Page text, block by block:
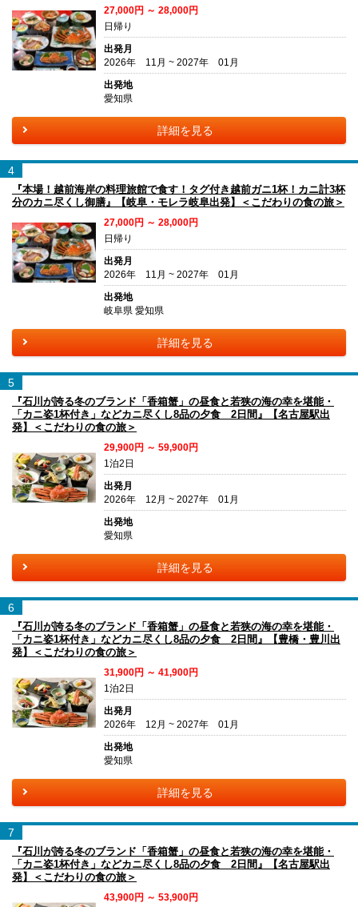
27,000円 ～ 28,000円
日帰り
出発月
2026年 11月 ~ 2027年 01月
出発地
愛知県
詳細を見る
4
『本場！越前海岸の料理旅館で食す！タグ付き越前ガニ1杯！カニ計3杯
分のカニ尽くし御膳』【岐阜・モレラ岐阜出発】＜こだわりの食の旅＞
27,000円 ～ 28,000円
日帰り
出発月
2026年 11月 ~ 2027年 01月
出発地
岐阜県 愛知県
詳細を見る
5
『石川が誇る冬のブランド「香箱蟹」の昼食と若狭の海の幸を堪能・
「カニ姿1杯付き」などカニ尽くし8品の夕食 2日間』【名古屋駅出
発】＜こだわりの食の旅＞
29,900円 ～ 59,900円
1泊2日
出発月
2026年 12月 ~ 2027年 01月
出発地
愛知県
詳細を見る
6
『石川が誇る冬のブランド「香箱蟹」の昼食と若狭の海の幸を堪能・
「カニ姿1杯付き」などカニ尽くし8品の夕食 2日間』【豊橋・豊川出
発】＜こだわりの食の旅＞
31,900円 ～ 41,900円
1泊2日
出発月
2026年 12月 ~ 2027年 01月
出発地
愛知県
詳細を見る
7
『石川が誇る冬のブランド「香箱蟹」の昼食と若狭の海の幸を堪能・
「カニ姿1杯付き」などカニ尽くし8品の夕食 2日間』【名古屋駅出
発】＜こだわりの食の旅＞
43,900円 ～ 53,900円